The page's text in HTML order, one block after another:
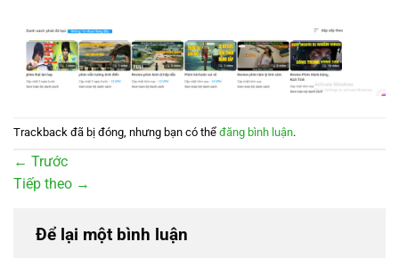
Trackback đã bị đóng, nhưng bạn có thể đăng bình luận.
← Trước
Tiếp theo →
Để lại một bình luận